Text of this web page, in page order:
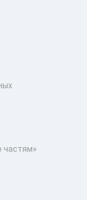
частям»